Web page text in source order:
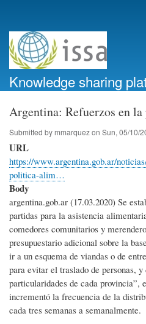
account
menu
Knowledge sharing
Argentina: Refuerzos en
Submitted by mmarquezon Sun, 05/10/
URL
https://www.argentina.gob.ar/
politica-alim…
Body
argentina.gob.ar (17.03.2020) Se
partidas para la asistencia
comedores comunitarios y
presupuestario adicional sobre la
ir a un esquema de viandas o de
para evitar el traslado de personas,
particularidades de cada provincia”,
incrementó la frecuencia de la
cada tres semanas a semanalmente.